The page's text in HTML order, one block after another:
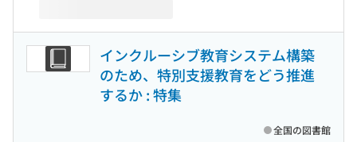
インクルーシブ教育システム構築
のため、特別支援教育をどう推進
するか : 特集
全国の図書館